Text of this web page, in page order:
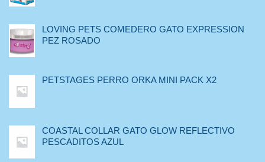
LOVING PETS COMEDERO GATO EXPRESSION
PEZ ROSADO
PETSTAGES PERRO ORKA MINI PACK X2
COASTAL COLLAR GATO GLOW REFLECTIVO
PESCADITOS AZUL